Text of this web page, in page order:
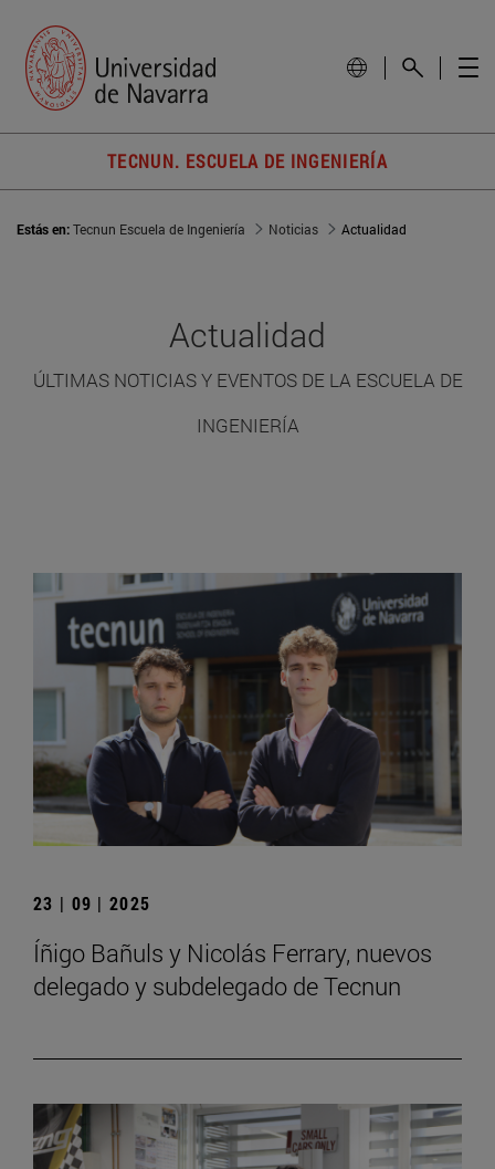
TECNUN. ESCUELA DE INGENIERÍA
Estás en:Tecnun Escuela de Ingeniería Noticias Actualidad
Actualidad
ÚLTIMAS NOTICIAS Y EVENTOS DE LA ESCUELA DE
INGENIERÍA
23 | 09 | 2025
Íñigo Bañuls y Nicolás Ferrary, nuevos
delegado y subdelegado de Tecnun